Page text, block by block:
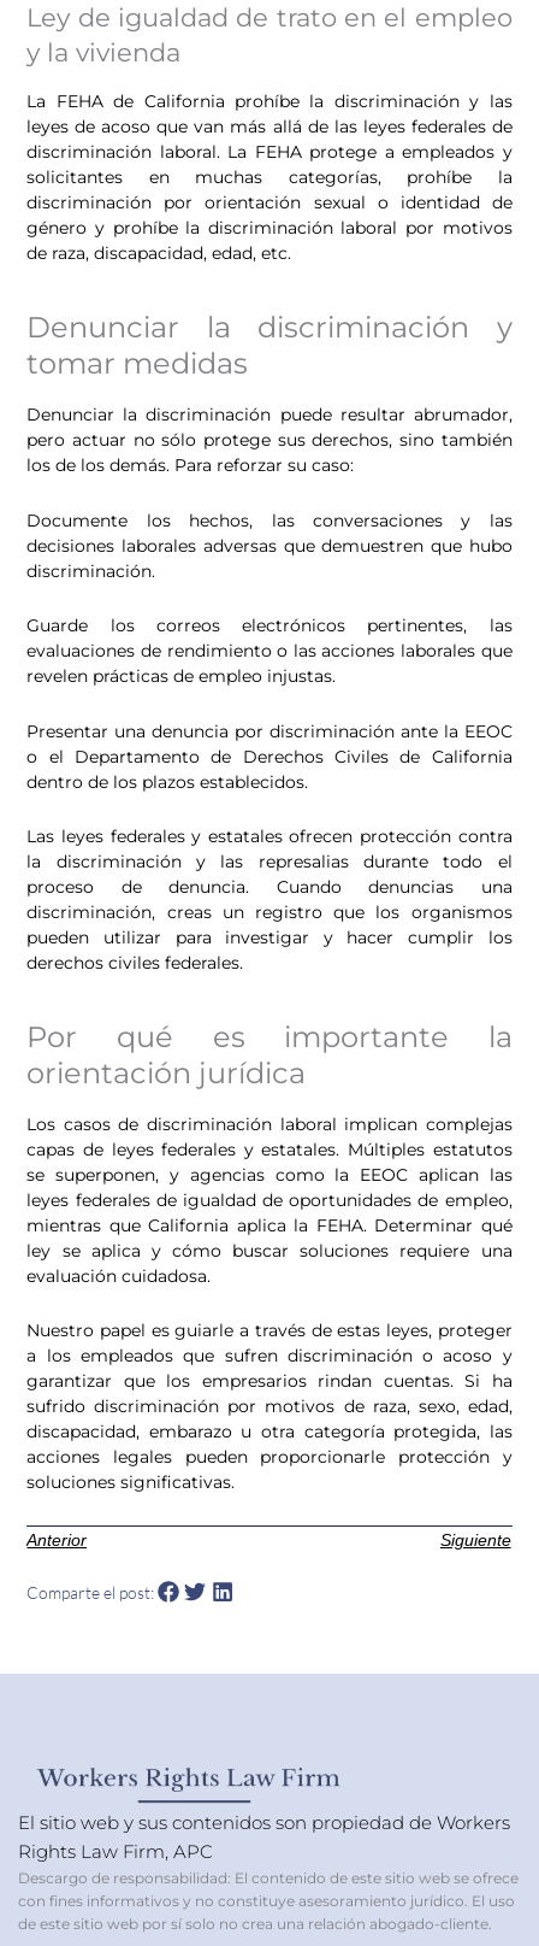
Ley de igualdad de trato en el empleo
y la vivienda
La FEHA de California prohíbe la discriminación y las
leyes de acoso que van más allá de las leyes federales de
discriminación laboral. La FEHA protege a empleados y
solicitantes en muchas categorías, prohíbe la
discriminación por orientación sexual o identidad de
género y prohíbe la discriminación laboral por motivos
de raza, discapacidad, edad, etc.
Denunciar la discriminación y
tomar medidas
Denunciar la discriminación puede resultar abrumador,
pero actuar no sólo protege sus derechos, sino también
los de los demás. Para reforzar su caso:
Documente los hechos, las conversaciones y las
decisiones laborales adversas que demuestren que hubo
discriminación.
Guarde los correos electrónicos pertinentes, las
evaluaciones de rendimiento o las acciones laborales que
revelen prácticas de empleo injustas.
Presentar una denuncia por discriminación ante la EEOC
o el Departamento de Derechos Civiles de California
dentro de los plazos establecidos.
Las leyes federales y estatales ofrecen protección contra
la discriminación y las represalias durante todo el
proceso de denuncia. Cuando denuncias una
discriminación, creas un registro que los organismos
pueden utilizar para investigar y hacer cumplir los
derechos civiles federales.
Por qué es importante la
orientación jurídica
Los casos de discriminación laboral implican complejas
capas de leyes federales y estatales. Múltiples estatutos
se superponen, y agencias como la EEOC aplican las
leyes federales de igualdad de oportunidades de empleo,
mientras que California aplica la FEHA. Determinar qué
ley se aplica y cómo buscar soluciones requiere una
evaluación cuidadosa.
Nuestro papel es guiarle a través de estas leyes, proteger
a los empleados que sufren discriminación o acoso y
garantizar que los empresarios rindan cuentas. Si ha
sufrido discriminación por motivos de raza, sexo, edad,
discapacidad, embarazo u otra categoría protegida, las
acciones legales pueden proporcionarle protección y
soluciones significativas.
Anterior Siguiente
Comparte el post:
El sitio web y sus contenidos son propiedad de Workers
Rights Law Firm, APC
Descargo de responsabilidad: El contenido de este sitio web se ofrece
con fines informativos y no constituye asesoramiento jurídico. El uso
de este sitio web por sí solo no crea una relación abogado-cliente.